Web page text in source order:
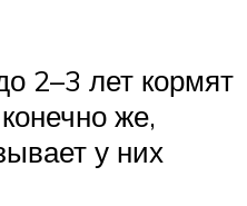
2–3 лет кормят
же,
у них